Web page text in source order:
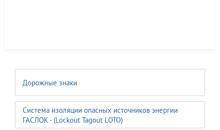
Дорожные знаки
Система изоляции опасных источников энергии
ГАСЛОК - (Lockout Tagout LOTO)